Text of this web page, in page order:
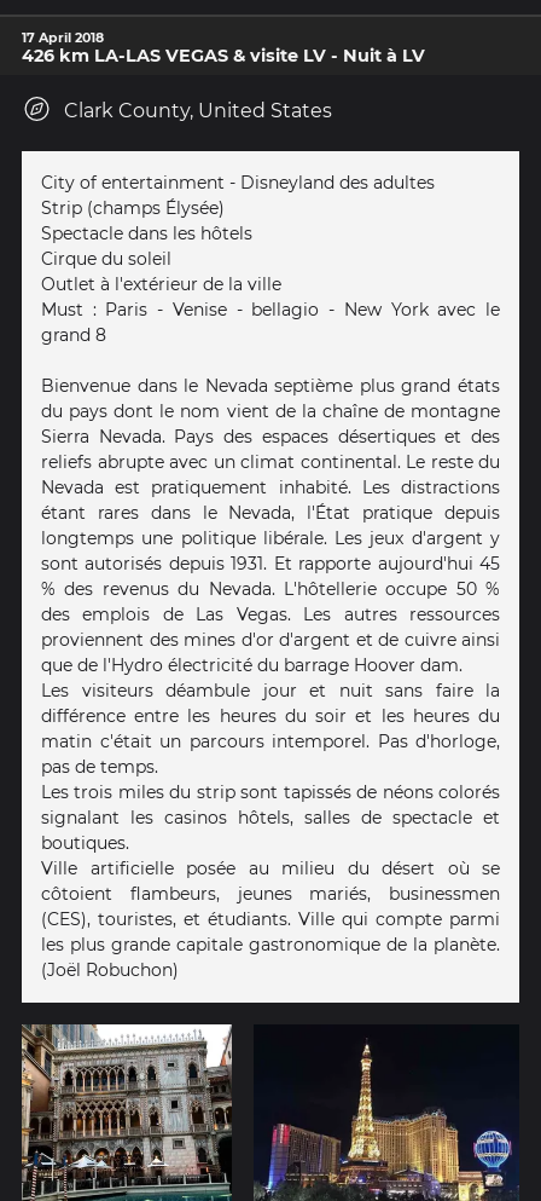
17 April 2018
426 km LA-LAS VEGAS & visite LV - Nuit à LV
Clark County, United States
City of entertainment - Disneyland des adultes
Strip (champs Élysée)
Spectacle dans les hôtels
Cirque du soleil
Outlet à l'extérieur de la ville
Must : Paris - Venise - bellagio - New York avec le
grand 8
Bienvenue dans le Nevada septième plus grand états
du pays dont le nom vient de la chaîne de montagne
Sierra Nevada. Pays des espaces désertiques et des
reliefs abrupte avec un climat continental. Le reste du
Nevada est pratiquement inhabité. Les distractions
étant rares dans le Nevada, l'État pratique depuis
longtemps une politique libérale. Les jeux d'argent y
sont autorisés depuis 1931. Et rapporte aujourd'hui 45
% des revenus du Nevada. L'hôtellerie occupe 50 %
des emplois de Las Vegas. Les autres ressources
proviennent des mines d'or d'argent et de cuivre ainsi
que de l'Hydro électricité du barrage Hoover dam.
Les visiteurs déambule jour et nuit sans faire la
différence entre les heures du soir et les heures du
matin c'était un parcours intemporel. Pas d'horloge,
pas de temps.
Les trois miles du strip sont tapissés de néons colorés
signalant les casinos hôtels, salles de spectacle et
boutiques.
Ville artificielle posée au milieu du désert où se
côtoient flambeurs, jeunes mariés, businessmen
(CES), touristes, et étudiants. Ville qui compte parmi
les plus grande capitale gastronomique de la planète.
(Joël Robuchon)